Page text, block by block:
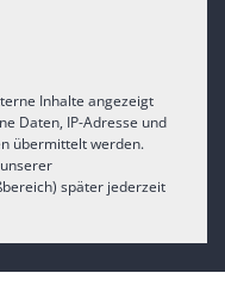
Inhalte angezeigt
Daten, IP-Adresse und
übermittelt werden.
später jederzeit